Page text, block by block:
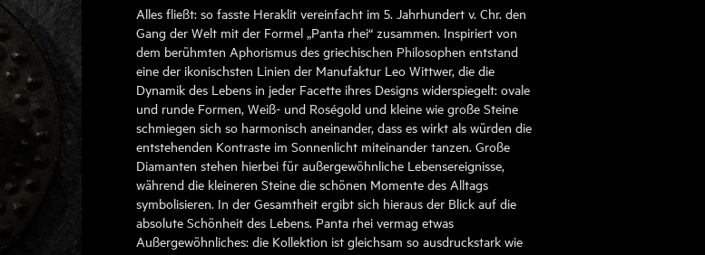
Alles fließt: so fasste Heraklit vereinfacht im 5. Jahrhundert v. Chr. den
Gang der Welt mit der Formel „Panta rhei“ zusammen. Inspiriert von
dem berühmten Aphorismus des griechischen Philosophen entstand
eine der ikonischsten Linien der Manufaktur Leo Wittwer, die die
Dynamik des Lebens in jeder Facette ihres Designs widerspiegelt: ovale
und runde Formen, Weiß- und Roségold und kleine wie große Steine
schmiegen sich so harmonisch aneinander, dass es wirkt als würden die
entstehenden Kontraste im Sonnenlicht miteinander tanzen. Große
Diamanten stehen hierbei für außergewöhnliche Lebensereignisse,
während die kleineren Steine die schönen Momente des Alltags
symbolisieren. In der Gesamtheit ergibt sich hieraus der Blick auf die
absolute Schönheit des Lebens. Panta rhei vermag etwas
Außergewöhnliches: die Kollektion ist gleichsam so ausdruckstark wie